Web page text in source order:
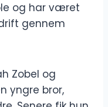
og har været
gennem
Zobel og
yngre bror,